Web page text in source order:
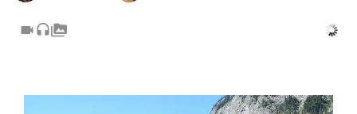
videocam headsetperm_media